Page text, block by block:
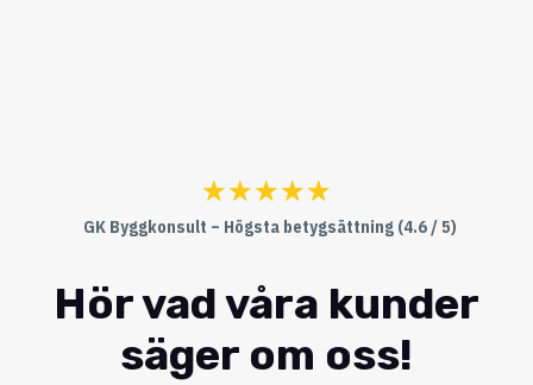
☆☆☆☆☆
GK Byggkonsult – Högsta betygsättning (4.6 / 5)
Hör vad våra kunder
säger om oss!